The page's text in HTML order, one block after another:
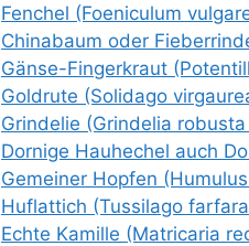
Fen­chel (Foe­ni­cu­lum
Chi­n­a­baum oder
Gän­se-Fin­ger­kraut
Gold­ru­te (Soli­da­go
Grin­de­lie (Grin­de­lia robus­ta
Dor­ni­ge Hau­he­chel auch
Gemei­ner Hop­fen
Huf­lat­tich (Tus­si­la­go
Ech­te Kamil­le (Matri­ca­ria